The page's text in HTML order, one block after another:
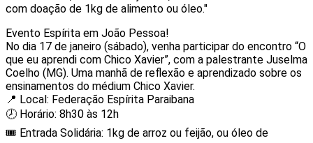
Evento Espírita em João Pessoa!
No dia 17 de janeiro (sábado), venha participar do encontro “O
que eu aprendi com Chico Xavier”, com a palestrante Juselma
Coelho (MG). Uma manhã de reflexão e aprendizado sobre os
ensinamentos do médium Chico Xavier.
📍 Local: Federação Espírita Paraibana
🕗 Horário: 8h30 às 12h
🎟 Entrada Solidária: 1kg de arroz ou feijão, ou óleo de